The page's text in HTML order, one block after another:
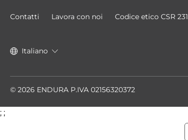
Contatti Lavora con noi Codice etico CSR 231
Italiano
© 2026 ENDURA P.IVA 02156320372
; ;